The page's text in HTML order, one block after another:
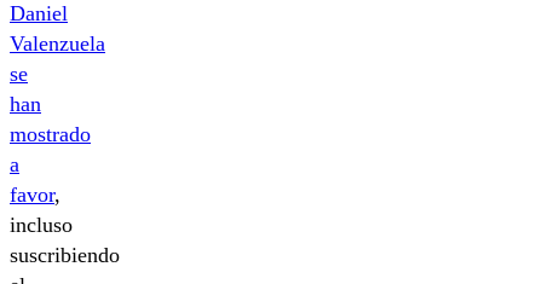
Daniel
Valenzuela
se
han
mostrado
a
favor,
incluso
suscribiendo